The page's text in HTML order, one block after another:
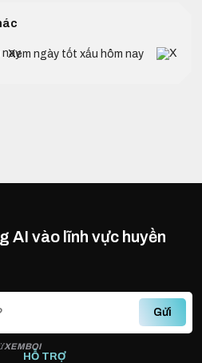
Xem ngày tốt xấu hôm nay
AI vào lĩnh vực huyền
Gửi
XEMBOI
HỖ TRỢ